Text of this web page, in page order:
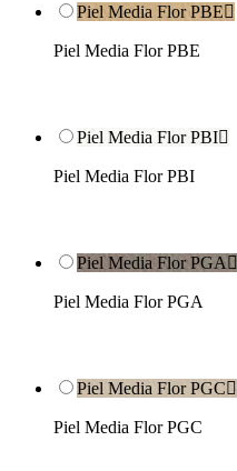
Piel Media Flor PBE
Piel Media Flor PBE
Piel Media Flor PBI
Piel Media Flor PBI
Piel Media Flor PGA
Piel Media Flor PGA
Piel Media Flor PGC
Piel Media Flor PGC